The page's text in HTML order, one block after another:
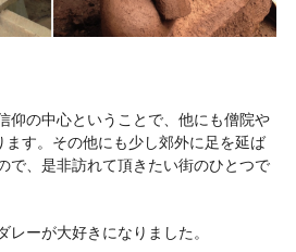
仰の中心ということで、他にも僧院や
す。その他にも少し郊外に足を延ば
で、是非訪れて頂きたい街のひとつで
ーが大好きになりました。